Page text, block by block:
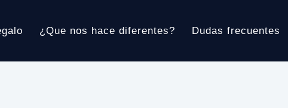
¿Que nos hace diferentes? Dudas frecuentes